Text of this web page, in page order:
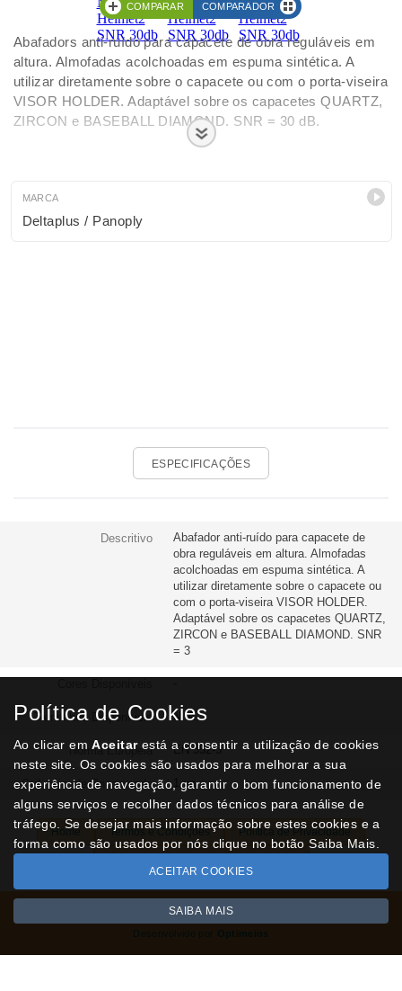
COMPARAR COMPARADOR
Abafadors anti-ruído para capacete de obra reguláveis em
altura. Almofadas acolchoadas em espuma sintética. A
utilizar diretamente sobre o capacete ou com o porta-viseira
VISOR HOLDER. Adaptável sobre os capacetes QUARTZ,
ZIRCON e BASEBALL DIAMOND. SNR = 30 dB.
MARCA
Deltaplus / Panoply
ESPECIFICAÇÕES
Descritivo
Abafador anti-ruído para capacete de
obra reguláveis em altura. Almofadas
acolchoadas em espuma sintética. A
utilizar diretamente sobre o capacete ou
com o porta-viseira VISOR HOLDER.
Adaptável sobre os capacetes QUARTZ,
ZIRCON e BASEBALL DIAMOND. SNR
= 3
Tamanhos Disponíveis N. A.
Norma Europeia EN 352-3
Qtd. Mín. de Encomenda 1 un
Home Termos e Condições Política de Privacidade
Todos os valores incluem IVA à taxa em vigor
Desenvolvido por Optimeios
Política de Cookies
Ao clicar emAceitarestá a consentir a utilização de cookies
neste site. Os cookies são usados para melhorar a sua
experiência de navegação, garantir o bom funcionamento de
alguns serviços e recolher dados técnicos para análise de
tráfego. Se desejar mais informação sobre estes cookies e a
forma como são usados por nós clique no botão Saiba Mais.
ACEITAR COOKIES
SAIBA MAIS